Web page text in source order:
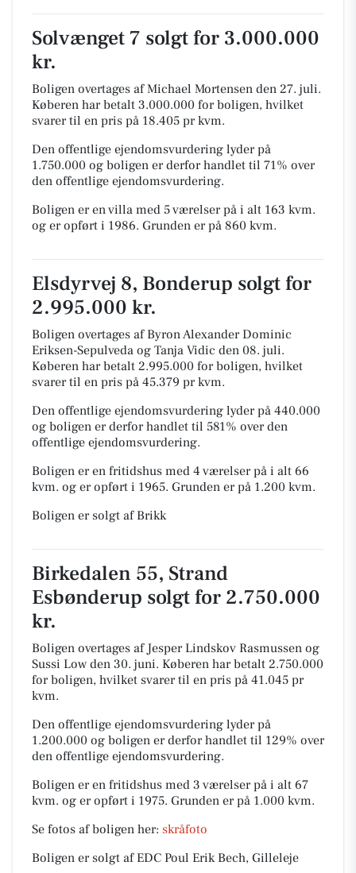
Solvænget 7 solgt for 3.000.000
kr.
Boligen overtages af Michael Mortensen den 27. juli.
Køberen har betalt 3.000.000 for boligen, hvilket
svarer til en pris på 18.405 pr kvm.
Den offentlige ejendomsvurdering lyder på
1.750.000 og boligen er derfor handlet til 71% over
den offentlige ejendomsvurdering.
Boligen er en villa med 5 værelser på i alt 163 kvm.
og er opført i 1986. Grunden er på 860 kvm.
Elsdyrvej 8, Bonderup solgt for
2.995.000 kr.
Boligen overtages af Byron Alexander Dominic
Eriksen-Sepulveda og Tanja Vidic den 08. juli.
Køberen har betalt 2.995.000 for boligen, hvilket
svarer til en pris på 45.379 pr kvm.
Den offentlige ejendomsvurdering lyder på 440.000
og boligen er derfor handlet til 581% over den
offentlige ejendomsvurdering.
Boligen er en fritidshus med 4 værelser på i alt 66
kvm. og er opført i 1965. Grunden er på 1.200 kvm.
Boligen er solgt af Brikk
Birkedalen 55, Strand
Esbønderup solgt for 2.750.000
kr.
Boligen overtages af Jesper Lindskov Rasmussen og
Sussi Low den 30. juni. Køberen har betalt 2.750.000
for boligen, hvilket svarer til en pris på 41.045 pr
kvm.
Den offentlige ejendomsvurdering lyder på
1.200.000 og boligen er derfor handlet til 129% over
den offentlige ejendomsvurdering.
Boligen er en fritidshus med 3 værelser på i alt 67
kvm. og er opført i 1975. Grunden er på 1.000 kvm.
Se fotos af boligen her: skråfoto
Boligen er solgt af EDC Poul Erik Bech, Gilleleje